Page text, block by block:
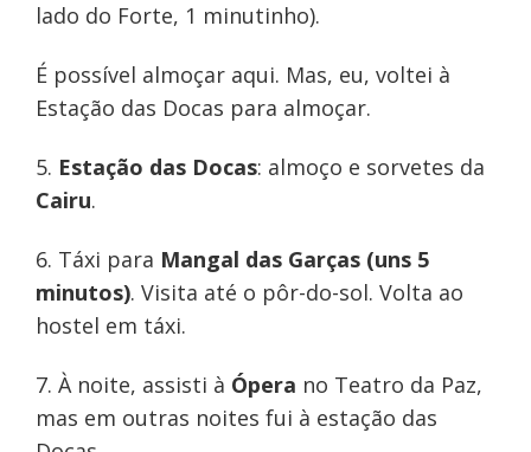
lado do Forte, 1 minutinho).
É possível almoçar aqui. Mas, eu, voltei à
Estação das Docas para almoçar.
5. Estação das Docas: almoço e sorvetes da
Cairu.
6. Táxi para Mangal das Garças (uns 5
minutos). Visita até o pôr-do-sol. Volta ao
hostel em táxi.
7. À noite, assisti à Ópera no Teatro da Paz,
mas em outras noites fui à estação das